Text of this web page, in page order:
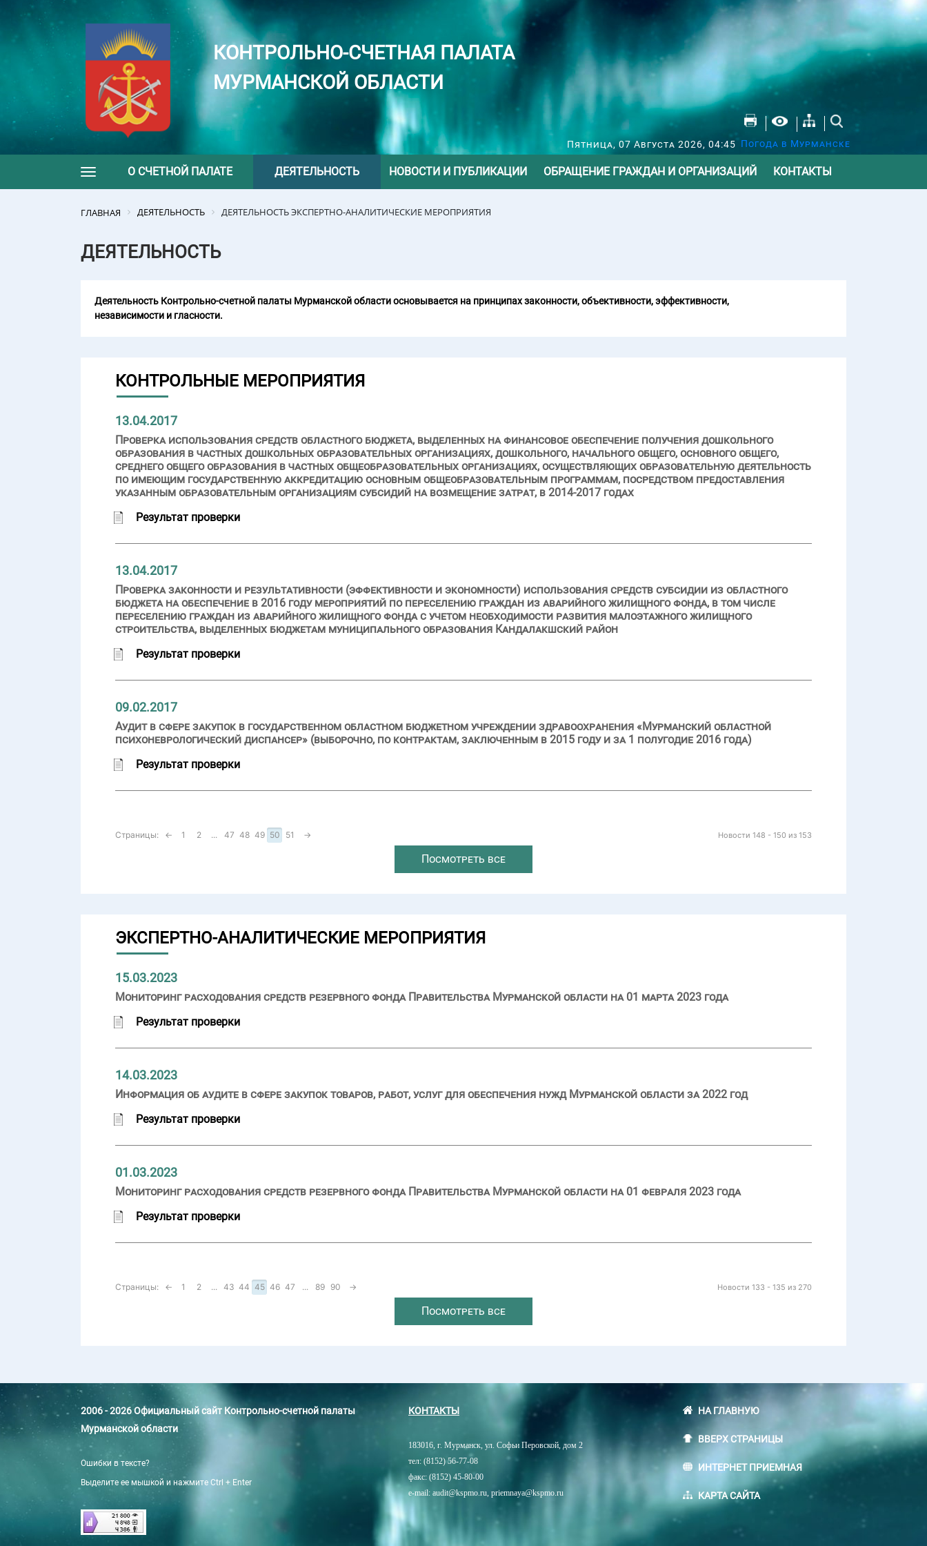
КОНТРОЛЬНО-СЧЕТНАЯ ПАЛАТА
МУРМАНСКОЙ ОБЛАСТИ
Пятница, 07 Августа 2026, 04:45 Погода в Мурманске
Toggle navigation
О СЧЕТНОЙ ПАЛАТЕ ДЕЯТЕЛЬНОСТЬ НОВОСТИ И ПУБЛИКАЦИИ ОБРАЩЕНИЕ ГРАЖДАН И ОРГАНИЗАЦИЙ КОНТАКТЫ
ГЛАВНАЯ ДЕЯТЕЛЬНОСТЬ ДЕЯТЕЛЬНОСТЬ ЭКСПЕРТНО-АНАЛИТИЧЕСКИЕ МЕРОПРИЯТИЯ
ДЕЯТЕЛЬНОСТЬ
Деятельность Контрольно-счетной палаты Мурманской области основывается на принципах законности, объективности, эффективности,
независимости и гласности.
КОНТРОЛЬНЫЕ МЕРОПРИЯТИЯ
13.04.2017
Проверка использования средств областного бюджета, выделенных на финансовое обеспечение получения дошкольного
образования в частных дошкольных образовательных организациях, дошкольного, начального общего, основного общего,
среднего общего образования в частных общеобразовательных организациях, осуществляющих образовательную деятельность
по имеющим государственную аккредитацию основным общеобразовательным программам, посредством предоставления
указанным образовательным организациям субсидий на возмещение затрат, в 2014-2017 годах
Результат проверки
13.04.2017
Проверка законности и результативности (эффективности и экономности) использования средств субсидии из областного
бюджета на обеспечение в 2016 году мероприятий по переселению граждан из аварийного жилищного фонда, в том числе
переселению граждан из аварийного жилищного фонда с учетом необходимости развития малоэтажного жилищного
строительства, выделенных бюджетам муниципального образования Кандалакшский район
Результат проверки
09.02.2017
Аудит в сфере закупок в государственном областном бюджетном учреждении здравоохранения «Мурманский областной
психоневрологический диспансер» (выборочно, по контрактам, заключенным в 2015 году и за 1 полугодие 2016 года)
Результат проверки
Новости 148 - 150 из 153
Страницы: ← 1 2 ... 47 48 49 50 51 →
Посмотреть все
ЭКСПЕРТНО-АНАЛИТИЧЕСКИЕ МЕРОПРИЯТИЯ
15.03.2023
Мониторинг расходования средств резервного фонда Правительства Мурманской области на 01 марта 2023 года
Результат проверки
14.03.2023
Информация об аудите в сфере закупок товаров, работ, услуг для обеспечения нужд Мурманской области за 2022 год
Результат проверки
01.03.2023
Мониторинг расходования средств резервного фонда Правительства Мурманской области на 01 февраля 2023 года
Результат проверки
Новости 133 - 135 из 270
Страницы: ← 1 2 ... 43 44 45 46 47 ... 89 90 →
Посмотреть все
2006 - 2026 Официальный сайт Контрольно-счетной палаты
Мурманской области
Ошибки в тексте?
Выделите ее мышкой и нажмите Ctrl + Enter
КОНТАКТЫ
183016, г. Мурманск, ул. Софьи Перовской, дом 2
тел: (8152) 56-77-08
факс: (8152) 45-80-00
e-mail: audit@kspmo.ru, priemnaya@kspmo.ru
НА ГЛАВНУЮ
ВВЕРХ СТРАНИЦЫ
ИНТЕРНЕТ ПРИЕМНАЯ
КАРТА САЙТА